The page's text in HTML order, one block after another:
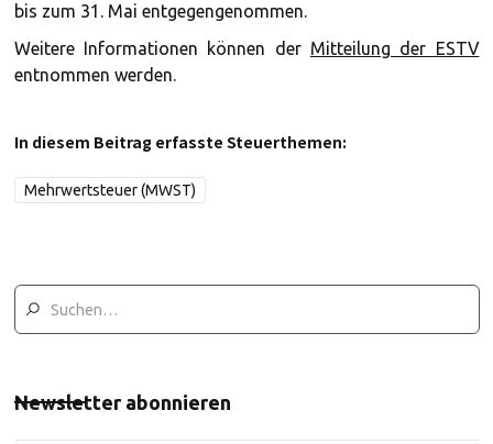
bis zum 31. Mai entgegengenommen.
Weitere Informationen können der Mitteilung der ESTV
entnommen werden.
In diesem Beitrag erfasste Steuerthemen:
Mehrwertsteuer (MWST)
Newsletter abonnieren